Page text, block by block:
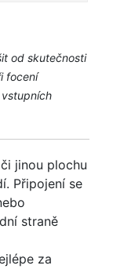
od skutečnosti
focení
jinou plochu
Připojení se
straně
za